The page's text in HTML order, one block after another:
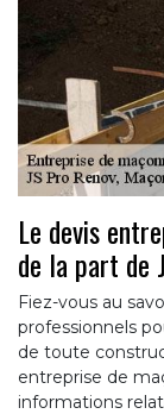
Le devis
de la part de
Fiez-vous au
professionnels
de toute
entreprise de
informations